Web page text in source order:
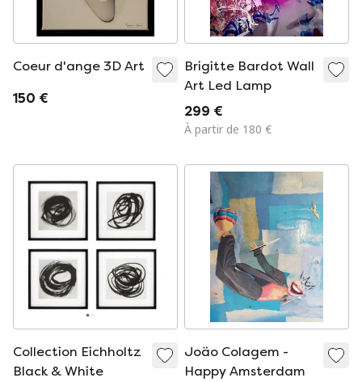
Coeur d'ange 3D Art
150 €
Brigitte Bardot Wall
Art Led Lamp
299 €
À partir de 180 €
Collection Eichholtz
Black & White
Joäo Colagem -
Happy Amsterdam